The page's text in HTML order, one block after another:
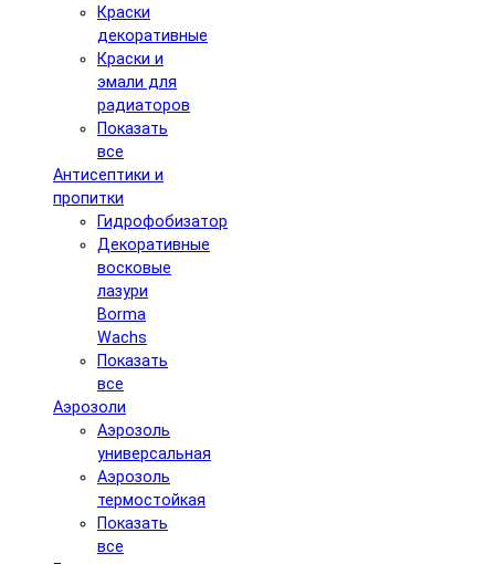
Краски
декоративные
Краски и
эмали для
радиаторов
Показать
все
Антисептики и
пропитки
Гидрофобизатор
Декоративные
восковые
лазури
Borma
Wachs
Показать
все
Аэрозоли
Аэрозоль
универсальная
Аэрозоль
термостойкая
Показать
все